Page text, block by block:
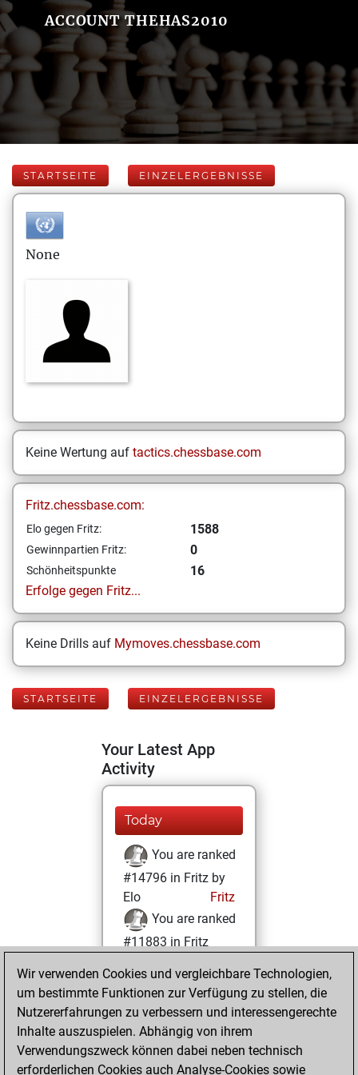
ACCOUNT THEHAS2010
STARTSEITE EINZELERGEBNISSE
None
Keine Wertung auf tactics.chessbase.com
Fritz.chessbase.com:
Elo gegen Fritz: 1588
Gewinnpartien Fritz: 0
Schönheitspunkte
16
Erfolge gegen Fritz...
Keine Drills auf Mymoves.chessbase.com
STARTSEITE EINZELERGEBNISSE
Your Latest App
Activity
Today
You are ranked
#14796 in Fritz by
Elo
Fritz
You are ranked
#11883 in Fritz
Sonntag, Februar
20, 2022
You achieved a
BeautyScore of 16
Wir verwenden Cookies und vergleichbare Technologien,
um bestimmte Funktionen zur Verfügung zu stellen, die
Nutzererfahrungen zu verbessern und interessengerechte
Inhalte auszuspielen. Abhängig von ihrem
Verwendungszweck können dabei neben technisch
erforderlichen Cookies auch Analyse-Cookies sowie